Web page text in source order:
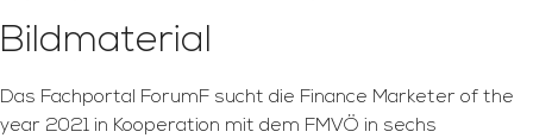
Bildmaterial
Das Fachportal ForumF sucht die Finance Marketer of the
year 2021 in Kooperation mit dem FMVÖ in sechs